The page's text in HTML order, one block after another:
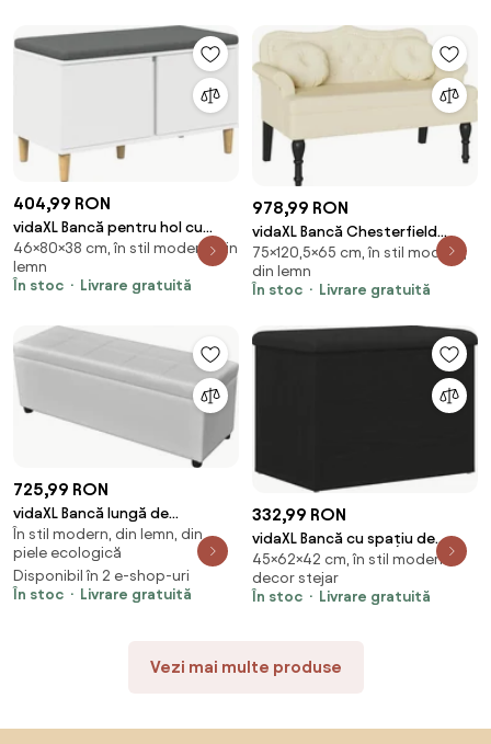
404,99 RON
vidaXL Bancă pentru hol cu
pernă cu depozitare Alb 80 x 38
x 46 cm
46×80×38 cm, în stil modern, din
lemn
În stoc
Livrare gratuită
978,99 RON
vidaXL Bancă Chesterfield
Crem 120.5 x 65 x 75 cm Piele
artificială
75×120,5×65 cm, în stil modern,
din lemn
În stoc
Livrare gratuită
725,99 RON
vidaXL Bancă lungă de
depozitare, alb, lemn
În stil modern, din lemn, din
piele ecologică
Disponibil în 2 e-shop-uri
În stoc
Livrare gratuită
332,99 RON
vidaXL Bancă cu spațiu de
depozitare Stejar negru 62 x
42 x 45 cm
45×62×42 cm, în stil modern,
decor stejar
În stoc
Livrare gratuită
Vezi mai multe produse